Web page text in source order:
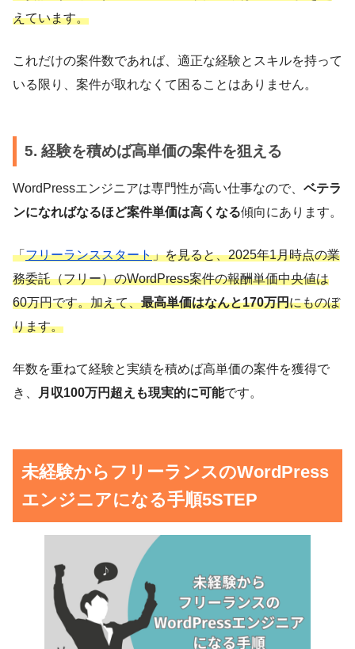
えています。
これだけの案件数であれば、適正な経験とスキルを持って
いる限り、案件が取れなくて困ることはありません。
5. 経験を積めば高単価の案件を狙える
WordPressエンジニアは専門性が高い仕事なので、 ベテラ
ンになればなるほど案件単価は高くなる傾向にあります。
「フリーランススタート」を見ると、2025年1月時点の業
務委託（フリー）のWordPress案件の報酬単価中央値は
60万円です。加えて、最高単価はなんと170万円にものぼ
ります。
年数を重ねて経験と実績を積めば高単価の案件を獲得で
き、
月収100万円超えも現実的に可能です。
未経験からフリーランスのWordPress
エンジニアになる手順5STEP